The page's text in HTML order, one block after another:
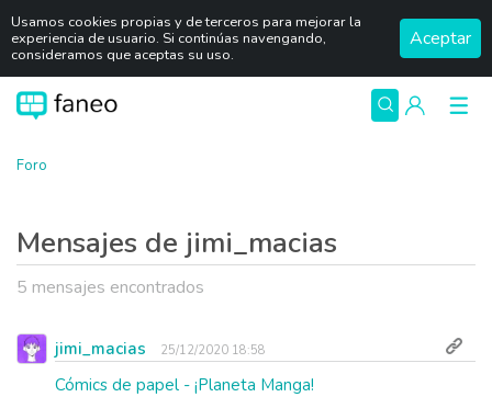
Usamos cookies propias y de terceros para mejorar la
experiencia de usuario. Si continúas navengando,
consideramos que aceptas su uso.
Aceptar
Foro
Mensajes de jimi_macias
5 mensajes encontrados
jimi_macias 25/12/2020 18:58
Cómics de papel - ¡Planeta Manga!